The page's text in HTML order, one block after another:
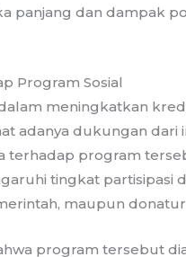
panjang dan dampak
Program Sosial
meningkatkan
adanya dukungan dari
terhadap program
tingkat partisipasi
maupun donatur
program tersebut